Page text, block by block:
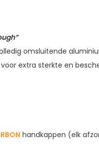
omsluitende
extra sterkte en
handkappen (elk